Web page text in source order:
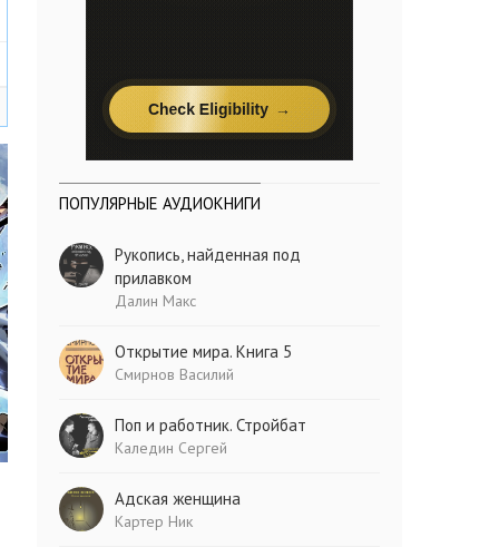
ПОПУЛЯРНЫЕ АУДИОКНИГИ
Рукопись, найденная под
прилавком
Далин Макс
Открытие мира. Книга 5
Смирнов Василий
Поп и работник. Стройбат
Каледин Сергей
Адская женщина
Картер Ник